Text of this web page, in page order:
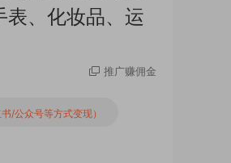
wp响应式主题模板编辑生成器
主题模板编辑神器页面生
板外贸跨境电商模板编辑工具
强大先进的网站构建器
wp响应式主题模板编辑生成器
/ v6.4.1 / v6.4.0.1
插件ACF PRO
表、化妆品、运
推广赚佣金
/公众号等方式变现）